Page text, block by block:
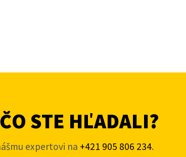
STE HĽADALI?
expertovi na +421 905 806 234.